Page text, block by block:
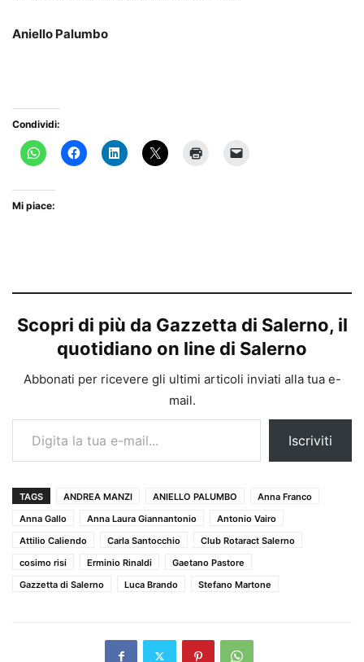
Aniello Palumbo
Condividi:
Mi piace:
Scopri di più da Gazzetta di Salerno, il
quotidiano on line di Salerno
Abbonati per ricevere gli ultimi articoli inviati alla tua e-
mail.
Digita la tua e-mail...
Iscriviti
TAGS ANDREA MANZI ANIELLO PALUMBO
Anna Franco
Anna Gallo
Anna Laura Giannantonio
Antonio Vairo
Attilio Caliendo
Carla Santocchio
Club Rotaract Salerno
cosimo risi
Erminio Rinaldi
Gaetano Pastore
Gazzetta di Salerno
Luca Brando Stefano Martone